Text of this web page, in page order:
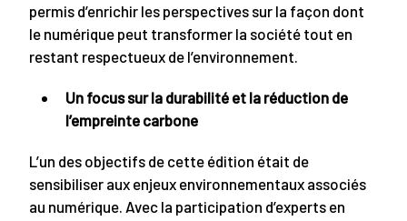
permis d’enrichir les perspectives sur la façon dont
le numérique peut transformer la société tout en
restant respectueux de l’environnement.
Un focus sur la durabilité et la réduction de
l’empreinte carbone
L’un des objectifs de cette édition était de
sensibiliser aux enjeux environnementaux associés
au numérique. Avec la participation d’experts en